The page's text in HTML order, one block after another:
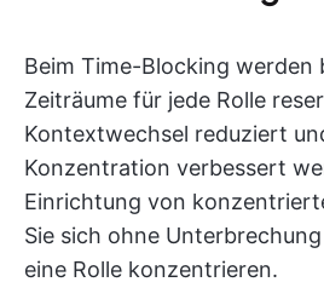
Beim Time-Blocking werden
Zeiträume für jede Rolle
Kontextwechsel reduziert
Konzentration verbessert
Einrichtung von
Sie sich ohne
eine Rolle konzentrieren.